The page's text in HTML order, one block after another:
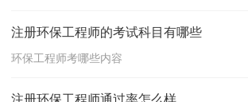
注册环保工程师的考试科目有哪些
环保工程师考哪些内容